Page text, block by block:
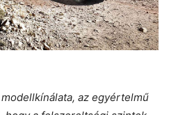
az egyértelmű